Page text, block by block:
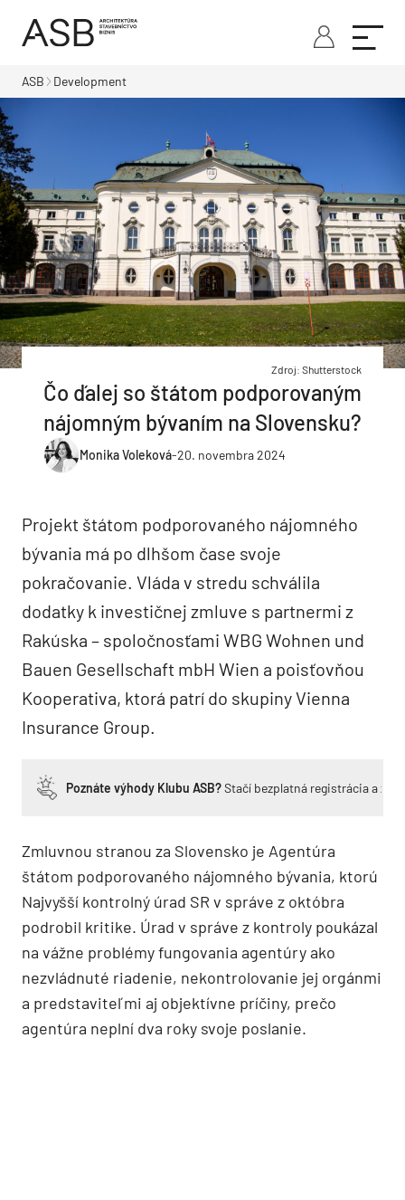
ASB Development
Zdroj: Shutterstock
Čo ďalej so štátom podporovaným
nájomným bývaním na Slovensku?
Monika Voleková-20. novembra 2024
Projekt štátom podporovaného nájomného
bývania má po dlhšom čase svoje
pokračovanie. Vláda v stredu schválila
dodatky k investičnej zmluve s partnermi z
Rakúska – spoločnosťami WBG Wohnen und
Bauen Gesellschaft mbH Wien a poisťovňou
Kooperativa, ktorá patrí do skupiny Vienna
Insurance Group.
Poznáte výhody Klubu ASB?Stačí bezplatná registrácia a
Zmluvnou stranou za Slovensko je Agentúra
štátom podporovaného nájomného bývania, ktorú
Najvyšší kontrolný úrad SR v správe z októbra
podrobil kritike. Úrad v správe z kontroly poukázal
na vážne problémy fungovania agentúry ako
nezvládnuté riadenie, nekontrolovanie jej orgánmi
a predstaviteľmi aj objektívne príčiny, prečo
agentúra neplní dva roky svoje poslanie.